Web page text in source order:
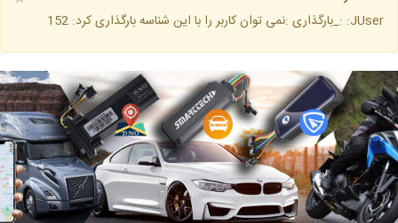
JUser: :_بارگذاری :نمی توان کاربر را با این شناسه بارگذاری کرد: 152